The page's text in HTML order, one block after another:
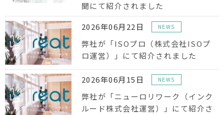
聞にて紹介されました
2026年06月22日 NEWS
弊社が「ISOプロ（株式会社ISOプ
ロ運営）」にて紹介されました
2026年06月15日 NEWS
弊社が「ニューロリワーク（インク
ルード株式会社運営）」にて紹介さ